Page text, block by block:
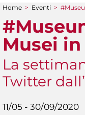
Tu sei qui
Home > Eventi >
Musei
La
Twitter
11/05 - 30/09/2020